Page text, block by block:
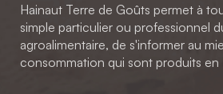
Hainaut Terre de Goûts permet à
simple particulier ou professionnel
agroalimentaire, de s'informer au
consommation qui sont produits en